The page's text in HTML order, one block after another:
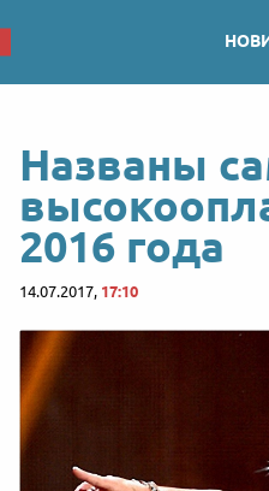
Названы
2016 года
14.07.2017, 17:10